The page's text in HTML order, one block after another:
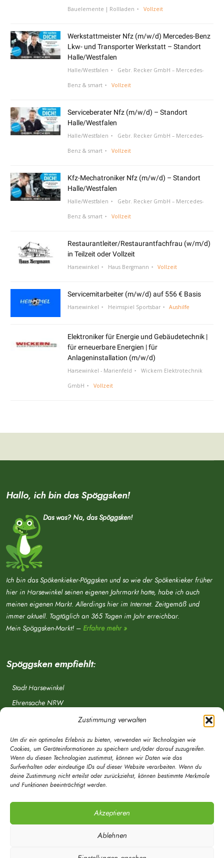
Zustimmung verwalten
Um dir ein optimales Erlebnis zu bieten, verwenden wir Technologien wie
Cookies, um Geräteinformationen zu speichern und/oder darauf zuzugreifen.
Wenn du diesen Technologien zustimmst, können wir Daten wie das
Surfverhalten oder eindeutige IDs auf dieser Website verarbeiten. Wenn du
deine Zustimmung nicht erteilst oder zurückziehst, können bestimmte Merkmale
und Funktionen beeinträchtigt werden.
Akzeptieren
Ablehnen
Bauelemente | Rollladen Vollzeit
Werkstattmeister Nfz (m/w/d) Mercedes-Benz
Lkw- und Transporter Werkstatt – Standort
Halle/Westfalen
Halle/Westfalen Gebr. Recker GmbH – Mercedes-
Benz & smart Vollzeit
Serviceberater Nfz (m/w/d) – Standort
Halle/Westfalen
Halle/Westfalen Gebr. Recker GmbH – Mercedes-
Benz & smart Vollzeit
Kfz-Mechatroniker Nfz (m/w/d) – Standort
Halle/Westfalen
Halle/Westfalen Gebr. Recker GmbH – Mercedes-
Benz & smart Vollzeit
Restaurantleiter/Restaurantfachfrau (w/m/d)
in Teilzeit oder Vollzeit
Harsewinkel Haus Bergmann Vollzeit
Servicemitarbeiter (m/w/d) auf 556 € Basis
Harsewinkel Heimspiel Sportsbar Aushilfe
Elektroniker für Energie und Gebäudetechnik |
für erneuerbare Energien | für
Anlageninstallation (m/w/d)
Harsewinkel - Marienfeld Wickern Elektrotechnik
GmbH Vollzeit
Hallo, ich bin das Spöggsken!
Das was? Na, das Spöggsken!
Ich bin das Spökenkieker-Pöggsken und so wie der Spökenkieker früher
hier in Harsewinkel seinen eigenen Jahrmarkt hatte, habe ich auch
meinen eigenen Markt. Allerdings hier im Internet. Zeitgemäß und
immer aktuell. Tagtäglich an 365 Tagen im Jahr erreichbar.
Mein Spöggsken-Markt! – Erfahre mehr »
Spöggsken empfiehlt:
Stadt Harsewinkel
Ehrensache NRW
OWL Verkehr
Greffen.de
Verkehrsverein Harsewinkel e. V.